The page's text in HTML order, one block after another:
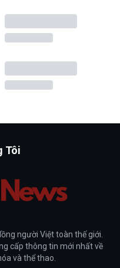
Tôi
người Việt toàn thế giới.
cấp thông tin mới nhất về
và thể thao.